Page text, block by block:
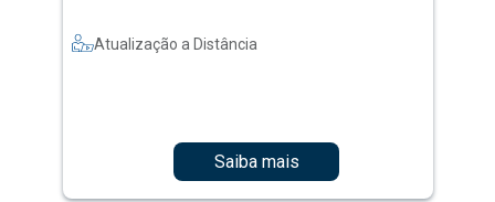
Atualização a Distância
Saiba mais